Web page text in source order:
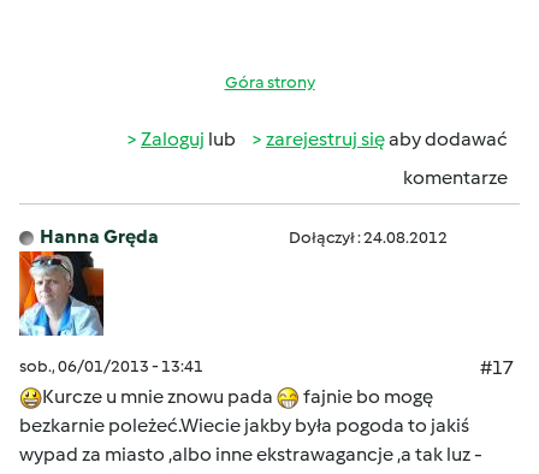
Góra strony
Zaloguj lub zarejestruj sięaby dodawać
komentarze
Hanna Gręda Dołączył : 24.08.2012
sob., 06/01/2013 - 13:41
#17
Kurcze u mnie znowu pada
fajnie bo mogę
bezkarnie poleżeć.Wiecie jakby była pogoda to jakiś
wypad za miasto ,albo inne ekstrawagancje ,a tak luz -